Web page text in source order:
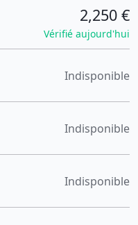
2,250 €
Vérifié aujourd'hui
Indisponible
Indisponible
Indisponible